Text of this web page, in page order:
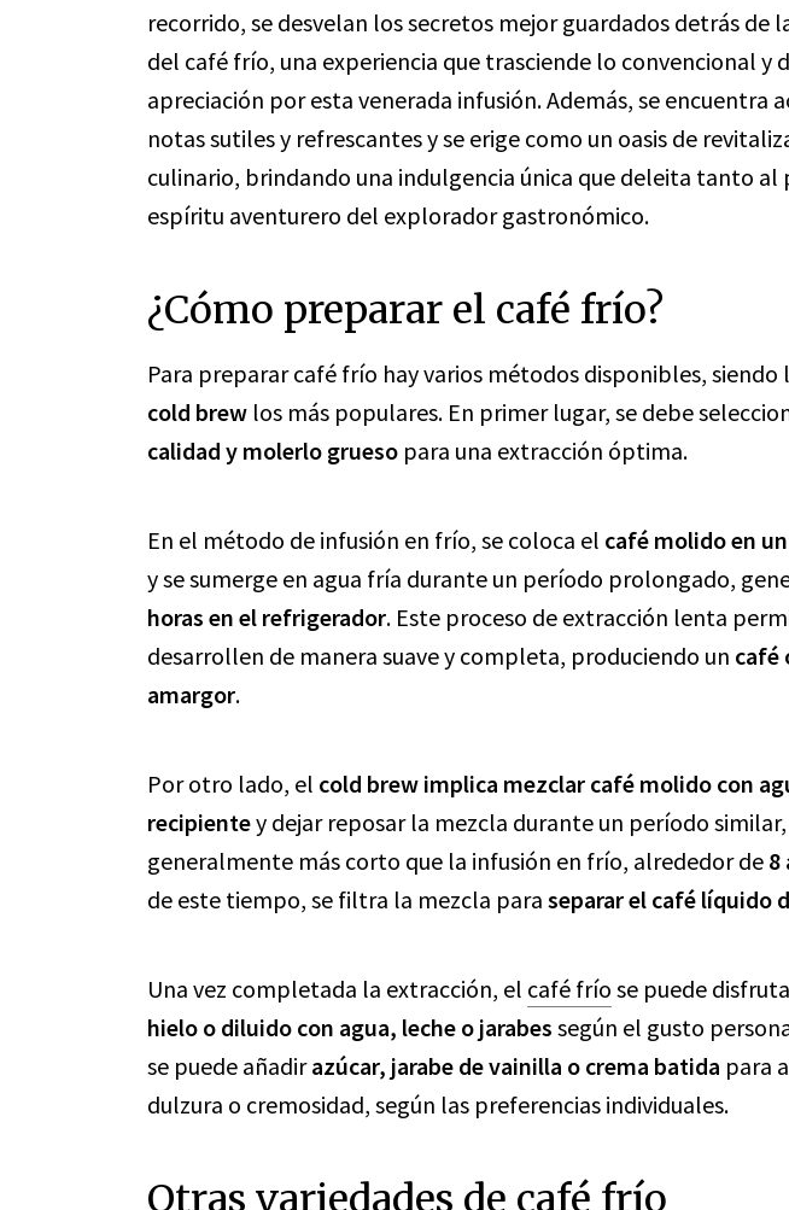
recorrido, se desvelan los secretos mejor guardados detrás de
del café frío, una experiencia que trasciende lo convencional y
apreciación por esta venerada infusión. Además, se encuentra
notas sutiles y refrescantes y se erige como un oasis de
culinario, brindando una indulgencia única que deleita tanto al
espíritu aventurero del explorador gastronómico.
¿Cómo preparar el café frío?
Para preparar café frío hay varios métodos disponibles, siendo
cold brew los más populares. En primer lugar, se debe
calidad y molerlo grueso para una extracción óptima.
En el método de infusión en frío, se coloca el café molido en
y se sumerge en agua fría durante un período prolongado,
horas en el refrigerador. Este proceso de extracción lenta
desarrollen de manera suave y completa, produciendo un café
amargor.
Por otro lado, el cold brew implica mezclar café molido con
recipientey dejar reposar la mezcla durante un período
generalmente más corto que la infusión en frío, alrededor de 8
de este tiempo, se filtra la mezcla para separar el café líquido
Una vez completada la extracción, el café frío se puede
hielo o diluido con agua, leche o jarabes según el gusto
se puede añadirazúcar, jarabe de vainilla o crema batida para
dulzura o cremosidad, según las preferencias individuales.
Otras variedades de café frío